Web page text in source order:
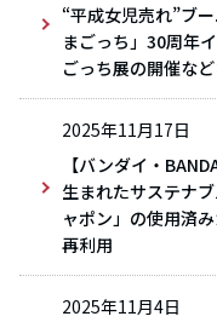
“平成女児売れ”ブ
まごっち」30周年
ごっち展の開催な
2025年11月17日
【バンダイ・
生まれたサステナ
ャポン」の使用済
再利用
2025年11月4日